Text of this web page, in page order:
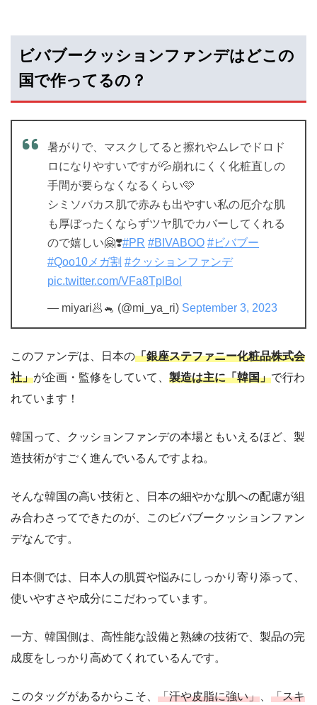
ビバブークッションファンデはどこの
国で作ってるの？
暑がりで、マスクしてると擦れやムレでドロド
ロになりやすいですが💦崩れにくく化粧直しの
手間が要らなくなるくらい🩷
シミソバカス肌で赤みも出やすい私の厄介な肌
も厚ぼったくならずツヤ肌でカバーしてくれる
ので嬉しい🤗❣️#PR #BIVABOO #ビバブー
#Qoo10メガ割 #クッションファンデ
pic.twitter.com/VFa8TplBol
— miyari🥟🐁 (@mi_ya_ri) September 3, 2023
このファンデは、日本の「銀座ステファニー化粧品株式会
社」が企画・監修をしていて、 製造は主に「韓国」で行わ
れています！
韓国って、クッションファンデの本場ともいえるほど、製
造技術がすごく進んでいるんですよね。
そんな韓国の高い技術と、日本の細やかな肌への配慮が組
み合わさってできたのが、このビバブークッションファン
デなんです。
日本側では、日本人の肌質や悩みにしっかり寄り添って、
使いやすさや成分にこだわっています。
一方、韓国側は、高性能な設備と熟練の技術で、製品の完
成度をしっかり高めてくれているんです。
このタッグがあるからこそ、 「汗や皮脂に強い」 「スキ